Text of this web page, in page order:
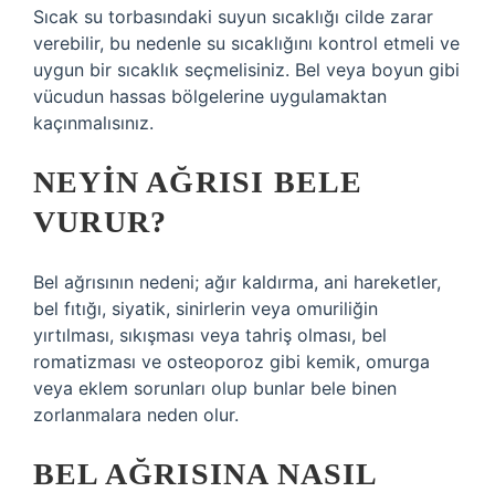
Sıcak su torbasındaki suyun sıcaklığı cilde zarar
verebilir, bu nedenle su sıcaklığını kontrol etmeli ve
uygun bir sıcaklık seçmelisiniz. Bel veya boyun gibi
vücudun hassas bölgelerine uygulamaktan
kaçınmalısınız.
NEYIN AĞRISI BELE
VURUR?
Bel ağrısının nedeni; ağır kaldırma, ani hareketler,
bel fıtığı, siyatik, sinirlerin veya omuriliğin
yırtılması, sıkışması veya tahriş olması, bel
romatizması ve osteoporoz gibi kemik, omurga
veya eklem sorunları olup bunlar bele binen
zorlanmalara neden olur.
BEL AĞRISINA NASIL